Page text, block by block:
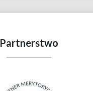
Partnerstwo